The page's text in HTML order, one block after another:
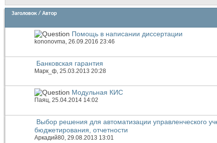
Заголовок / Автор
Помощь в написании диссертации
kononovma, 26.09.2016 23:46
Банковская гарантия
Марк_ф, 25.03.2013 20:28
Модульная КИС
Паяц, 25.04.2014 14:02
Выбор решения для автоматизации управленческого
бюджетирования, отчетности
Аркадий80 , 29.08.2013 13:01